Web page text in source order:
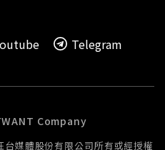
Telegram
Company
媒體股份有限公司所有或經授權